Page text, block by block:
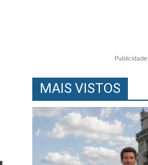
Publicidade
MAIS VISTOS